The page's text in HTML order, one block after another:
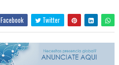
Facebook Twitter